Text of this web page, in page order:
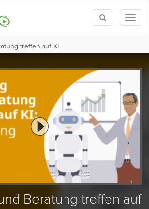
Toggle
search
treffen auf KI
Beratung treffen auf